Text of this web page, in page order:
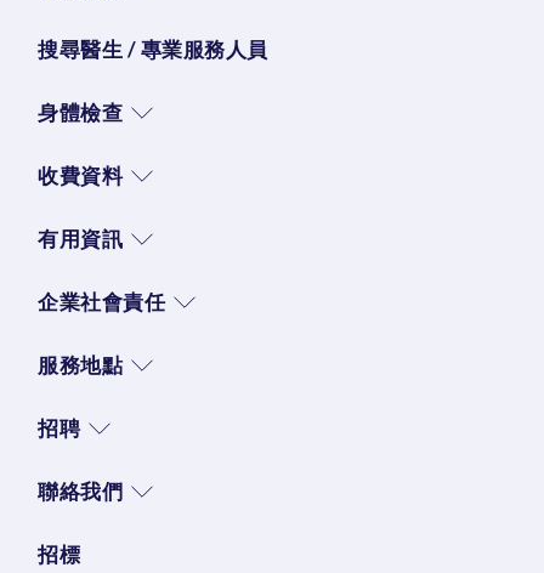
搜尋醫生 / 專業服務人員
身體檢查
收費資料
有用資訊
企業社會責任
服務地點
招聘
聯絡我們
招標